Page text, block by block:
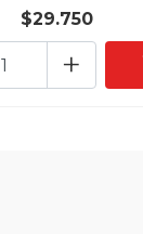
$29.750
+